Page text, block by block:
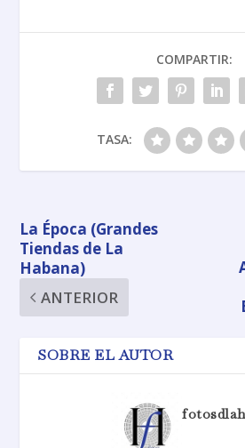
COMPARTIR:
TASA:
La Época (Grandes
Tiendas de La
Habana)
ANTERIOR
SOBRE EL AUTOR